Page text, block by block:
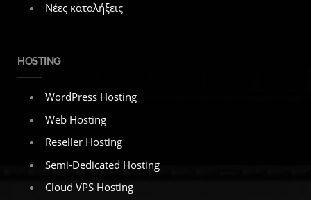
Νέες καταλήξεις
HOSTING
WordPress Hosting
Web Hosting
Reseller Hosting
Semi-Dedicated Hosting
Cloud VPS Hosting